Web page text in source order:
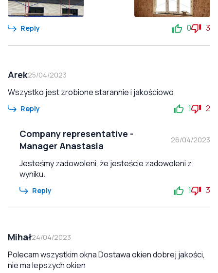
Reply 0 3
Arek25/04/2023
Wszystko jest zrobione starannie i jakościowo
Reply 1 2
Company representative -
Manager Anastasia
26/04/2023
Jesteśmy zadowoleni, że jesteście zadowoleni z
wyniku.
Reply 1 3
Mihał24/04/2023
Polecam wszystkim okna Dostawa okien dobrej jakości,
nie ma lepszych okien